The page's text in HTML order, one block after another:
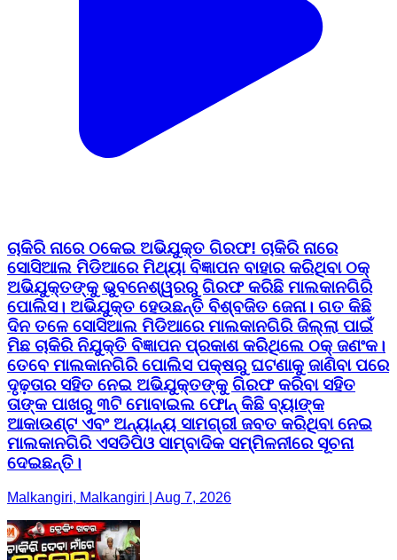
ଚାକିରି ନାରେ ଠକେଇ ଅଭିଯୁକ୍ତ ଗିରଫ! ଚାକିରି ନାରେ
ସୋସିଆଲ ମିଡିଆରେ ମିଥ୍ୟା ବିଜ୍ଞାପନ ବାହାର କରିଥିବା ଠକ୍
ଅଭିଯୁକ୍ତଙ୍କୁ ଭୁବନେଶ୍ୱରରୁ ଗିରଫ କରିଛି ମାଲକାନଗିରି
ପୋଲିସ। ଅଭିଯୁକ୍ତ ହେଉଛନ୍ତି ବିଶ୍ବଜିତ ଜେନା। ଗତ କିଛି
ଦିନ ତଳେ ସୋସିଆଲ ମିଡିଆରେ ମାଲକାନଗିରି ଜିଲ୍ଲା ପାଇଁ
ମିଛ ଚାକିରି ନିଯୁକ୍ତି ବିଜ୍ଞାପନ ପ୍ରକାଶ କରିଥିଲେ ଠକ୍ ଜଣଂକ।
ତେବେ ମାଲକାନଗିରି ପୋଲିସ ପକ୍ଷରୁ ଘଟଣାକୁ ଜାଣିବା ପରେ
ଦୃଢ଼ତାର ସହିତ ନେଇ ଅଭିଯୁକ୍ତଙ୍କୁ ଗିରଫ କରିବା ସହିତ
ତାଙ୍କ ପାଖରୁ ୩ଟି ମୋବାଇଲ ଫୋନ୍ କିଛି ବ୍ୟାଙ୍କ
ଆକାଉଣ୍ଟ ଏବଂ ଅନ୍ୟାନ୍ୟ ସାମଗ୍ରୀ ଜବତ କରିଥିବା ନେଇ
ମାଲକାନଗିରି ଏସଡିପିଓ ସାମ୍ବାଦିକ ସମ୍ମିଳନୀରେ ସୂଚନା
ଦେଇଛନ୍ତି।
Malkangiri, Malkangiri | Aug 7, 2026